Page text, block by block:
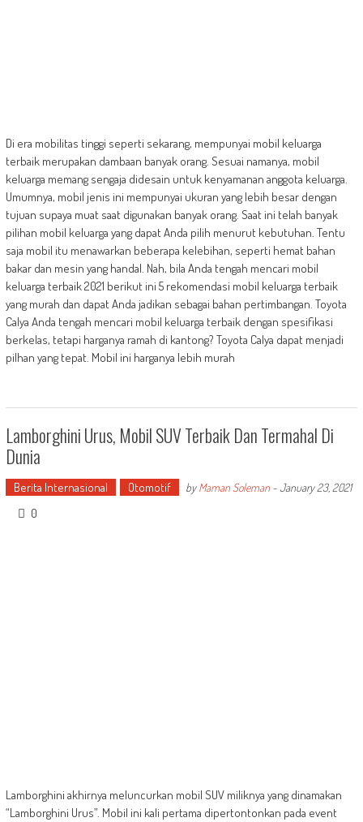
Di era mobilitas tinggi seperti sekarang, mempunyai mobil keluarga
terbaik merupakan dambaan banyak orang. Sesuai namanya, mobil
keluarga memang sengaja didesain untuk kenyamanan anggota keluarga.
Umumnya, mobil jenis ini mempunyai ukuran yang lebih besar dengan
tujuan supaya muat saat digunakan banyak orang. Saat ini telah banyak
pilihan mobil keluarga yang dapat Anda pilih menurut kebutuhan. Tentu
saja mobil itu menawarkan beberapa kelebihan, seperti hemat bahan
bakar dan mesin yang handal. Nah, bila Anda tengah mencari mobil
keluarga terbaik 2021 berikut ini 5 rekomendasi mobil keluarga terbaik
yang murah dan dapat Anda jadikan sebagai bahan pertimbangan. Toyota
Calya Anda tengah mencari mobil keluarga terbaik dengan spesifikasi
berkelas, tetapi harganya ramah di kantong? Toyota Calya dapat menjadi
pilhan yang tepat. Mobil ini harganya lebih murah
Lamborghini Urus, Mobil SUV Terbaik Dan Termahal Di
Dunia
Berita Internasional Otomotif byMaman Soleman-January 23, 2021
0
Lamborghini akhirnya meluncurkan mobil SUV miliknya yang dinamakan
“Lamborghini Urus”. Mobil ini kali pertama dipertontonkan pada event